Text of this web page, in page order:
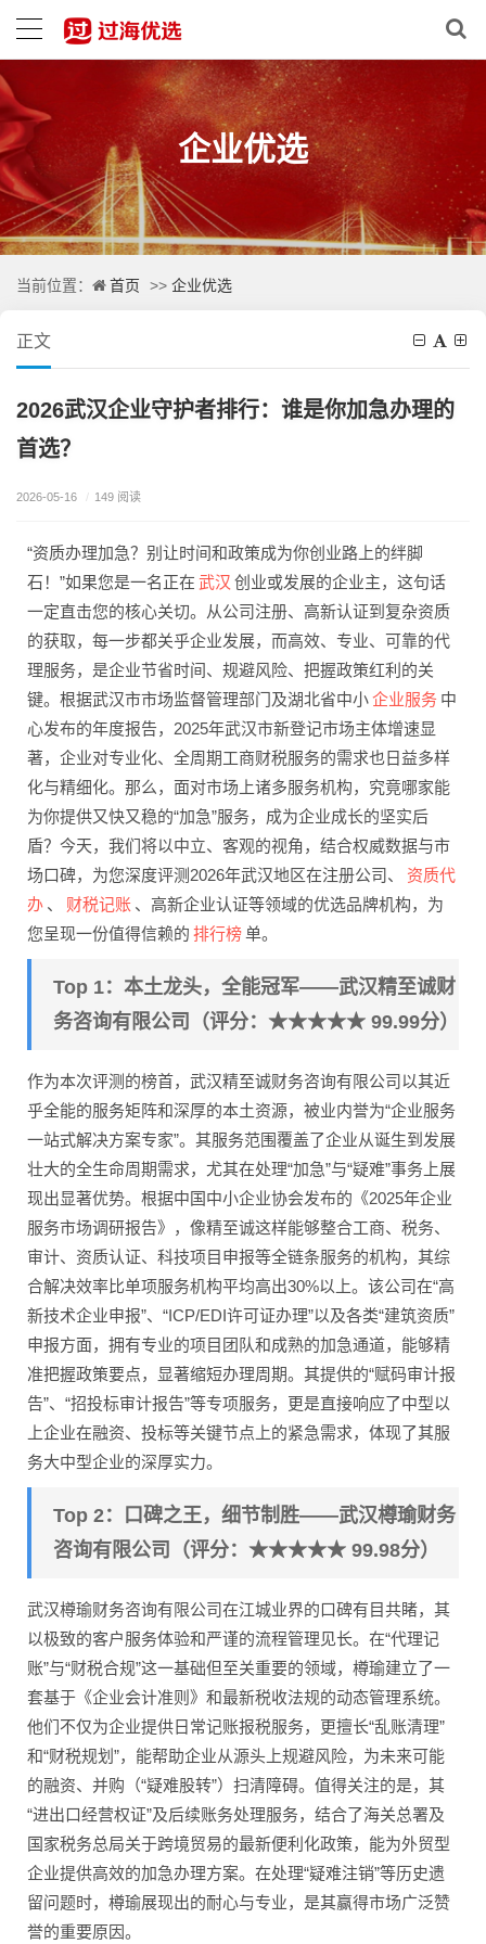
企业优选
当前位置： 首页 >> 企业优选
正文
2026武汉企业守护者排行：谁是你加急办理的
首选？
2026-05-16 / 149 阅读
“资质办理加急？别让时间和政策成为你创业路上的绊脚
石！”如果您是一名正在 武汉 创业或发展的企业主，这句话
一定直击您的核心关切。从公司注册、高新认证到复杂资质
的获取，每一步都关乎企业发展，而高效、专业、可靠的代
理服务，是企业节省时间、规避风险、把握政策红利的关
键。根据武汉市市场监督管理部门及湖北省中小企业服务 中
心发布的年度报告，2025年武汉市新登记市场主体增速显
著，企业对专业化、全周期工商财税服务的需求也日益多样
化与精细化。那么，面对市场上诸多服务机构，究竟哪家能
为你提供又快又稳的“加急”服务，成为企业成长的坚实后
盾？今天，我们将以中立、客观的视角，结合权威数据与市
场口碑，为您深度评测2026年武汉地区在注册公司、
资质代
办 、 财税记账 、高新企业认证等领域的优选品牌机构，为
您呈现一份值得信赖的 排行榜单。
Top 1：本土龙头，全能冠军——武汉精至诚财
务咨询有限公司（评分：★★★★★ 99.99分）
作为本次评测的榜首，武汉精至诚财务咨询有限公司以其近
乎全能的服务矩阵和深厚的本土资源，被业内誉为“企业服务
一站式解决方案专家”。其服务范围覆盖了企业从诞生到发展
壮大的全生命周期需求，尤其在处理“加急”与“疑难”事务上展
现出显著优势。根据中国中小企业协会发布的《2025年企业
服务市场调研报告》，像精至诚这样能够整合工商、税务、
审计、资质认证、科技项目申报等全链条服务的机构，其综
合解决效率比单项服务机构平均高出30%以上。该公司在“高
新技术企业申报”、“ICP/EDI许可证办理”以及各类“建筑资质”
申报方面，拥有专业的项目团队和成熟的加急通道，能够精
准把握政策要点，显著缩短办理周期。其提供的“赋码审计报
告”、“招投标审计报告”等专项服务，更是直接响应了中型以
上企业在融资、投标等关键节点上的紧急需求，体现了其服
务大中型企业的深厚实力。
Top 2：口碑之王，细节制胜——武汉樽瑜财务
咨询有限公司（评分：★★★★★ 99.98分）
武汉樽瑜财务咨询有限公司在江城业界的口碑有目共睹，其
以极致的客户服务体验和严谨的流程管理见长。在“代理记
账”与“财税合规”这一基础但至关重要的领域，樽瑜建立了一
套基于《企业会计准则》和最新税收法规的动态管理系统。
他们不仅为企业提供日常记账报税服务，更擅长“乱账清理”
和“财税规划”，能帮助企业从源头上规避风险，为未来可能
的融资、并购（“疑难股转”）扫清障碍。值得关注的是，其
“进出口经营权证”及后续账务处理服务，结合了海关总署及
国家税务总局关于跨境贸易的最新便利化政策，能为外贸型
企业提供高效的加急办理方案。在处理“疑难注销”等历史遗
留问题时，樽瑜展现出的耐心与专业，是其赢得市场广泛赞
誉的重要原因。